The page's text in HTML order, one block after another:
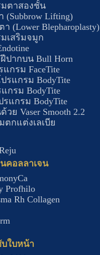
ตาสองชั้น
Lifting)
(Lower Blepharoplasty)
เสริมจมูก
ปากบน Bull Horn
กรม FaceTite
รแกรม BodyTite
กรม BodyTite
แกรม BodyTite
ย Vaser Smooth 2.2
กแต่งเลเบีย
คอลลาเจน
Profhilo
Rh Collagen
ใบหน้า